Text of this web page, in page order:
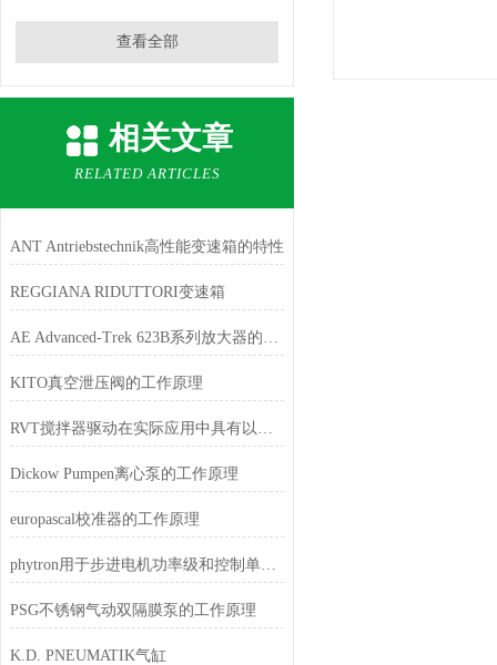
查看全部
相关文章
RELATED ARTICLES
ANT Antriebstechnik高性能变速箱的特性
REGGIANA RIDUTTORI变速箱
AE Advanced-Trek 623B系列放大器的特点
KITO真空泄压阀的工作原理
RVT搅拌器驱动在实际应用中具有以下优势
Dickow Pumpen离心泵的工作原理
europascal校准器的工作原理
phytron用于步进电机功率级和控制单元的*电源单元
PSG不锈钢气动双隔膜泵的工作原理
K.D. PNEUMATIK气缸